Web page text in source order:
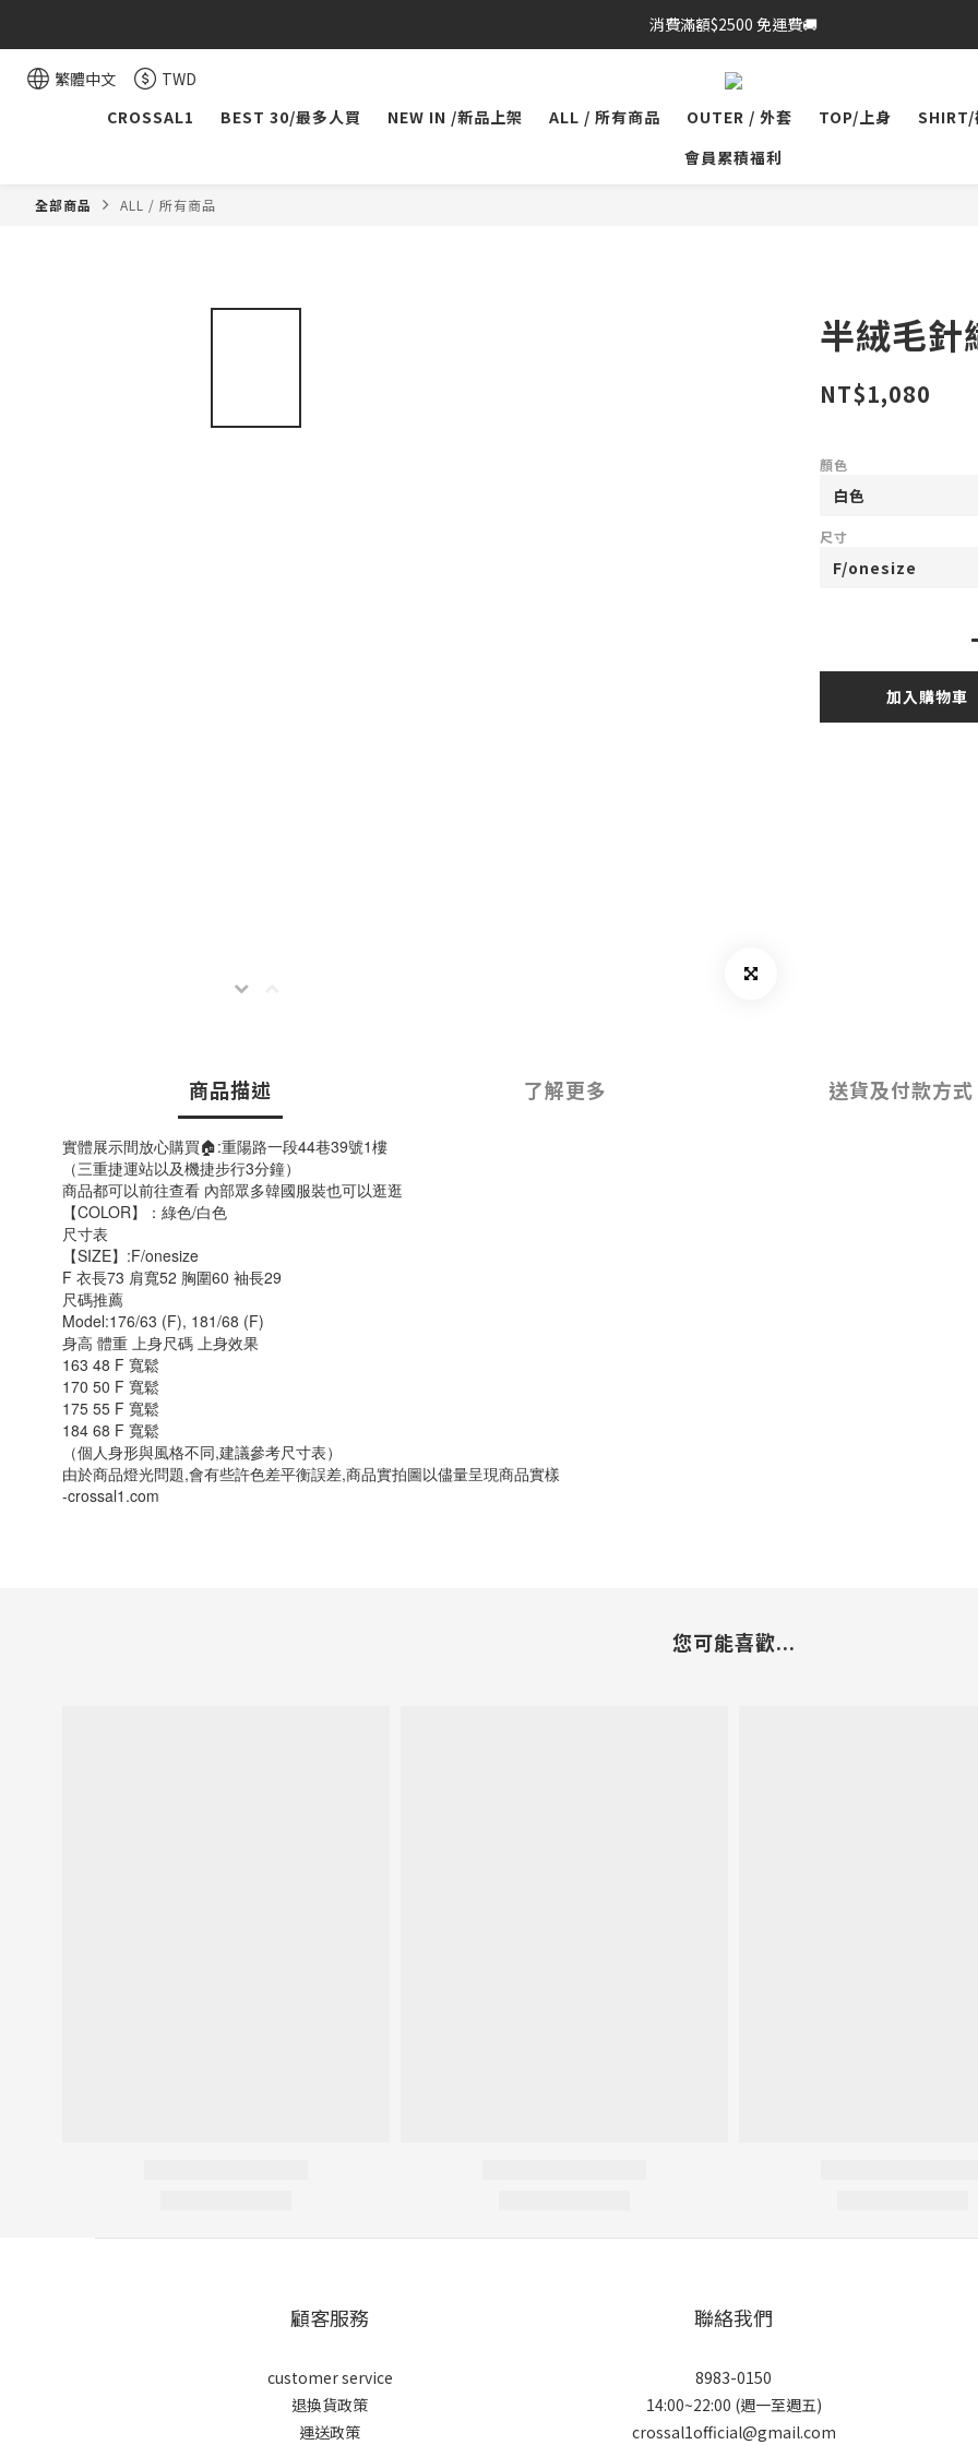
消費滿額$2500 免運費🚚
繁體中文
TWD
CROSSAL1
BEST 30/最多人買 NEW IN /新品上架 ALL / 所有商品 OUTER / 外套 TOP/上身
SHIRT/
會員累積福利
全部商品 ALL / 所有商品
半絨毛
NT$1,080
顏色
尺寸
加入購物車
商品描述 了解更多 送貨及付款方式
實體展示間放心購買🏠:重陽路一段44巷39號1樓
（三重捷運站以及機捷步行3分鐘）
商品都可以前往查看 內部眾多韓國服裝也可以逛逛
【COLOR】：綠色/白色
尺寸表
【SIZE】:F/onesize
F 衣長73 肩寬52 胸圍60 袖長29
尺碼推薦
Model:176/63 (F), 181/68 (F)
身高 體重 上身尺碼 上身效果
163 48 F 寬鬆
170 50 F 寬鬆
175 55 F 寬鬆
184 68 F 寬鬆
（個人身形與風格不同,建議參考尺寸表）
由於商品燈光問題,會有些許色差平衡誤差,商品實拍圖以儘量呈現商品實樣
-crossal1.com
您可能喜歡...
顧客服務
customer service
退換貨政策
運送政策
聯絡我們
8983-0150
14:00~22:00 (週一至週五)
crossal1official@gmail.com